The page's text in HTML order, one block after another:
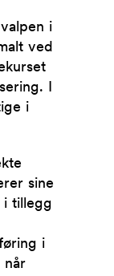
i
ved
I
i
sine
i tillegg
i
når